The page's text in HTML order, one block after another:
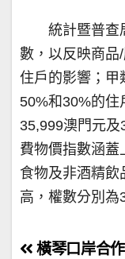
統計暨普查
數，以反映商品
住戶的影響；甲
50%和30%的住
35,999澳門元
費物價指數涵蓋
食物及非酒精飲
高，權數分別為
文橫琴口岸合